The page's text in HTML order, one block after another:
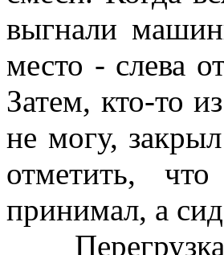
выгнали
место - слева
Затем, кто-то
не могу,
отметить,
принимал, а
Перегрузка